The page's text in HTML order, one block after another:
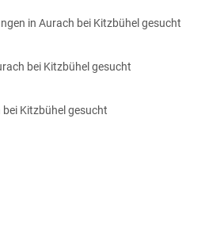
in Aurach bei Kitzbühel gesucht
bei Kitzbühel gesucht
Kitzbühel gesucht